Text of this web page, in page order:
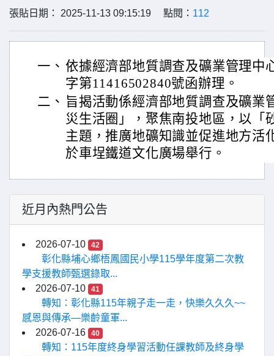
張貼日期： 2025-11-13 09:15:19 點閱： 112
一、 依據經濟部地質調查及礦業管理中
字第11416502840號函辦理。
二、 旨揭活動係經濟部地質調查及礦業
災生活圈」，聚焦南投地區，以「
主題，推廣地礦知識並促進地方活
於車埕鐵道文化廣場舉行。
近月內熱門公告
2026-07-10 42
彰化縣埔心鄉梧鳳國民小學115學年度第二次教
學支援教師甄選錄取...
2026-07-10
41
轉知：彰化縣115年親子走一走，快樂久久久~~
感恩與傳承—樂齡童軍...
2026-07-16
40
轉知：115年度終身學習活動任課教師及終身學